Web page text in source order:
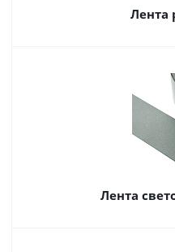
Лента
Лента